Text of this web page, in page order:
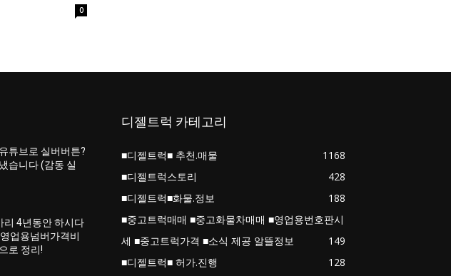
0
튜브로 실버버튼?
습니다 (감동 실
리 4년동안 하시다
업용넘버가격비
로 정리!
디젤트럭 카테고리
■디젤트럭■ 추천.매물
1168
■디젤트럭스토리
428
■디젤트럭■화물.정보
188
■중고트럭매매 ■중고화물차매매 ■영업용번호판시
세 ■중고트럭가격 ■소식 제공 알뜰정보
149
■디젤트럭■ 허가.진행
128